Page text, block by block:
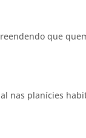
que
nas planícies